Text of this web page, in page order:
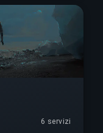
6 servizi